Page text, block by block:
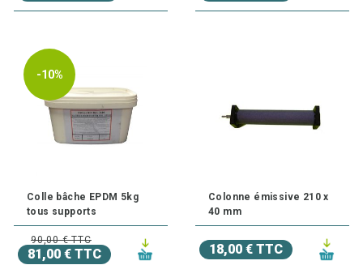
-10%
Colle bâche EPDM 5kg
tous supports
90,00 € TTC
81,00 € TTC
Colonne émissive 210 x
40 mm
18,00 € TTC